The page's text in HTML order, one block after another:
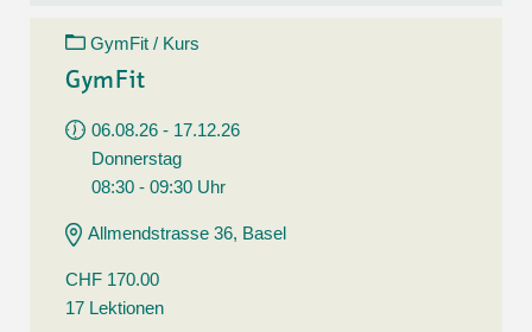
GymFit / Kurs
GymFit
06.08.26 - 17.12.26
Donnerstag
08:30 - 09:30 Uhr
Allmendstrasse 36, Basel
CHF 170.00
17 Lektionen